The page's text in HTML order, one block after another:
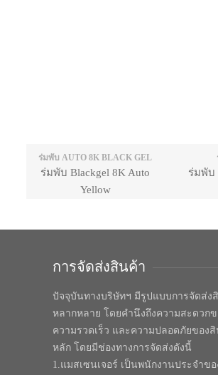
ร่มพับ AUTO 8K BLACK GEL
ร่มพับ Blackgel 8K Auto
Yellow
ร่มพับ
การจัดส่งสินค้า
ปัจจุบันทางบริษัทฯ มีรูปแบบการจัดส่ง
หลากหลาย โดยคำนึงถึงความสะดวก
ความรวดเร็ว และความปลอดภัยของ
หลัก โดยมีช่องทางการจัดส่งดังนี้
1.แมสเซนเจอร์ เป็นพนักงานประจำข